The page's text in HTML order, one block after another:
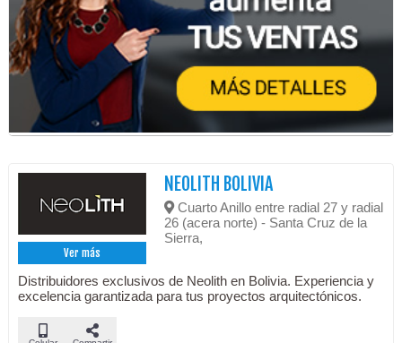
Ver más
NEOLITH BOLIVIA
Cuarto Anillo entre radial 27 y radial
26 (acera norte) - Santa Cruz de la
Sierra,
Distribuidores exclusivos de Neolith en Bolivia. Experiencia y
excelencia garantizada para tus proyectos arquitectónicos.